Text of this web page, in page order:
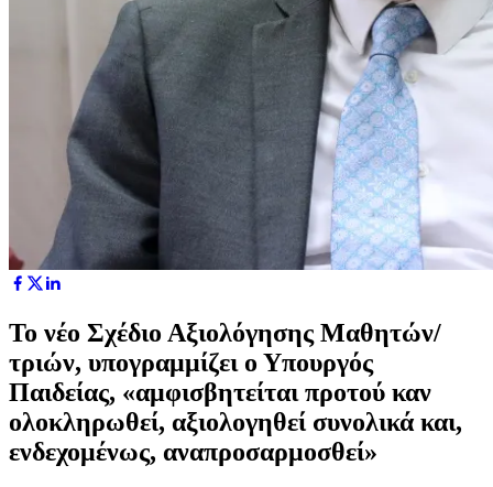
Το νέο Σχέδιο Αξιολόγησης Μαθητών/
τριών, υπογραμμίζει ο Υπουργός
Παιδείας, «αμφισβητείται προτού καν
ολοκληρωθεί, αξιολογηθεί συνολικά και,
ενδεχομένως, αναπροσαρμοσθεί»